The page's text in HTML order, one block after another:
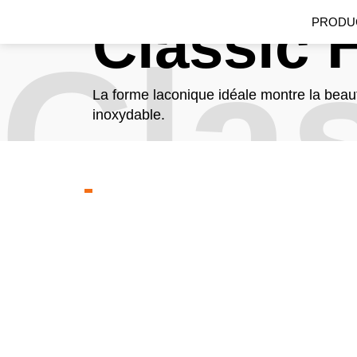
Classic
La forme laconique idéale montre la
inoxydable.